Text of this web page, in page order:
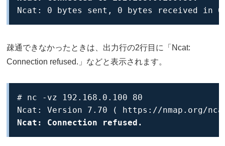
Ncat: 0 bytes sent, 0 bytes received in
疎通できなかったときは、出力行の2行目に「Ncat:
Connection refused.」などと表示されます。
# nc -vz 192.168.0.100 80
Ncat: Connection refused.